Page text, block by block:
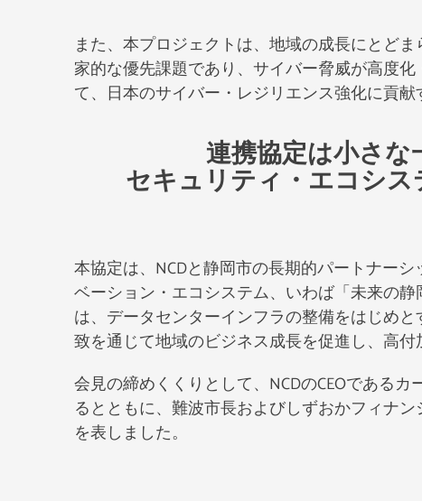
また、本プロジェクトは、地域の成長にとど
家的な優先課題であり、サイバー脅威が高度
て、日本のサイバー・レジリエンス強化に貢
連携協定は小さ
セキュリティ・エコシス
本協定は、NCDと静岡市の長期的パートナー
ベーション・エコシステム、いわば「未来の
は、データセンターインフラの整備をはじめ
致を通じて地域のビジネス成長を促進し、高
会見の締めくくりとして、NCDのCEOである
るとともに、難波市長およびしずおかフィナ
を表しました。